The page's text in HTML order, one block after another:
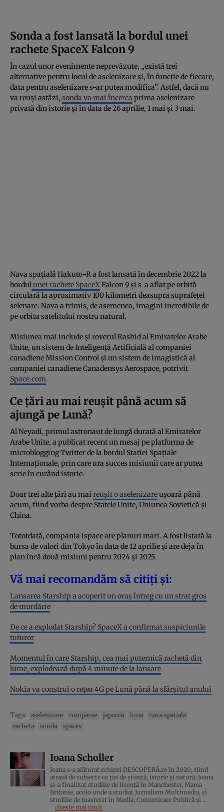
Sonda a fost lansată la bordul unei
rachete SpaceX Falcon 9
În cazul unor evenimente neprevăzute, „există trei
alternative pentru locul de aselenizare și, în funcție de fiecare,
data pentru aselenizare s-ar putea modifica”. Astfel, dacă nu
va reuși astăzi, sonda va mai încerca prima aselenizare
privată din istorie și în data de 26 aprilie, 1 mai și 3 mai.
Nava spațială Hakuto-R a fost lansată în decembrie 2022 la
bordulunei rachete SpaceXFalcon 9 și s-a aflat pe orbită
circulară la aproximativ 100 kilometri deasupra suprafeței
selenare. Nava a trimis, de asemenea, imagini incredibile de
pe orbita satelitului nostru natural.
Misiunea mai include și roverul Rashid al Emiratelor Arabe
Unite, un sistem de Inteligență Artificială al companiei
canadiene Mission Control și un sistem de imagistică al
companiei canadiene Canadensys Aerospace, potrivit
Space.com.
Ce țări au mai reușit până acum să
ajungă pe Lună?
Al Neyadi, primul astronaut de lungă durată al Emiratelor
Arabe Unite, a publicat recent un mesaj pe platforma de
microblogging Twitter de la bordul Stației Spațiale
Internaționale, prin care ura succes misiunii care ar putea
scrie în curând istorie.
Doar trei alte țări au mai reușit o aselenizareușoară până
acum, fiind vorba despre Statele Unite, Uniunea Sovietică și
China.
Tototdată, compania ispace are planuri mari. A fost listată la
bursa de valori din Tokyo în data de 12 aprilie și are deja în
plan încă două misiuni pentru 2024 și 2025.
Vă mai recomandăm să citiți și:
Lansarea Starship a acoperit un oraș întreg cu un strat gros
de murdărie
De ce a explodat Starship? SpaceX a confirmat suspiciunile
tuturor
Momentul în care Starship, cea mai puternică rachetă din
lume, explodează după 4 minute de la lansare
Nokia va construi o rețea 4G pe Lună până la sfârșitul anului
Tags: aselenizare companie japonia luna
nava spatiala
racheta
sonda spacex
Ioana Scholler
Ioana s-a alăturat echipei DESCOPERĂ.ro în 2020, fiind
atrasă de subiecte ce țin de știință, istorie și natură. Ioana
și-a finalizat studiile de licență în Manchester, Marea
Britanie, acolo unde a studiat Jurnalism Multimedia, și
studiile de masterat în Media, Comunicare Publică și ...
citește mai mult